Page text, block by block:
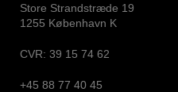
Store Strandstræde 19
1255 København K
CVR: 39 15 74 62
+45 88 77 40 45